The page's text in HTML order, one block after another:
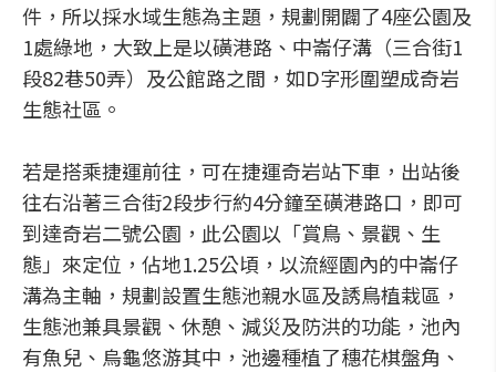
件，所以採水域生態為主題，規劃開闢了4座公園及
1處綠地，大致上是以磺港路、中崙仔溝（三合街1
段82巷50弄）及公館路之間，如D字形圍塑成奇岩
生態社區。
若是搭乘捷運前往，可在捷運奇岩站下車，出站後
往右沿著三合街2段步行約4分鐘至磺港路口，即可
到達奇岩二號公園，此公園以「賞鳥、景觀、生
態」來定位，佔地1.25公頃，以流經園內的中崙仔
溝為主軸，規劃設置生態池親水區及誘鳥植栽區，
生態池兼具景觀、休憩、減災及防洪的功能，池內
有魚兒、烏龜悠游其中，池邊種植了穗花棋盤角、